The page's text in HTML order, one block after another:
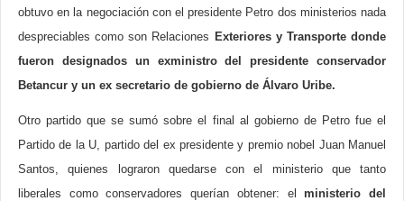
obtuvo en la negociación con el presidente Petro dos ministerios nada
despreciables como son Relaciones Exteriores y Transporte donde
fueron designados un exministro del presidente conservador
Betancur y un ex secretario de gobierno de Álvaro Uribe.
Otro partido que se sumó sobre el final al gobierno de Petro fue el
Partido de la U, partido del ex presidente y premio nobel Juan Manuel
Santos, quienes lograron quedarse con el ministerio que tanto
liberales como conservadores querían obtener: elministerio del